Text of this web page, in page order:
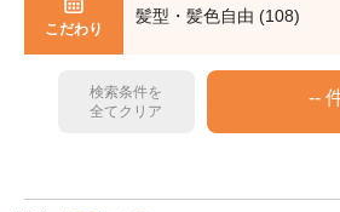
こだわり
髪型・髪色自由 (108)
検索条件を
全てクリア